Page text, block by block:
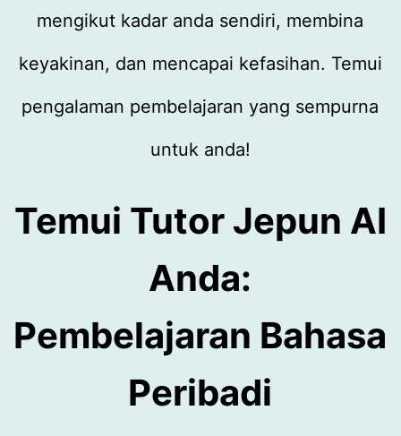
mengikut kadar anda sendiri, membina
keyakinan, dan mencapai kefasihan. Temui
pengalaman pembelajaran yang sempurna
untuk anda!
Temui Tutor Jepun AI
Anda:
Pembelajaran Bahasa
Peribadi